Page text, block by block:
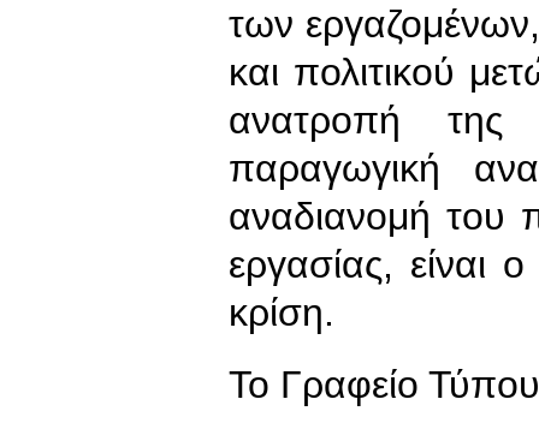
των
και πολιτικού
ανατροπή της
παραγωγική
αναδιανομή του
εργασίας, είναι
κρίση.
To Γραφείο Τύπου